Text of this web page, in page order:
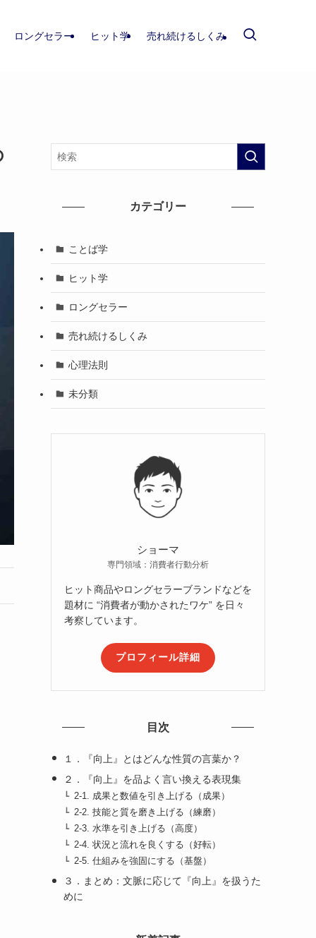
ロングセラー ヒット学 売れ続けるしくみ
カテゴリー
ことば学
ヒット学
ロングセラー
売れ続けるしくみ
心理法則
未分類
ショーマ
専門領域：消費者行動分析
ヒット商品やロングセラーブランドなどを
題材に “消費者が動かされたワケ” を日々
考察しています。
プロフィール詳細
目次
１．『向上』とはどんな性質の言葉か？
２．『向上』を品よく言い換える表現集
2-1. 成果と数値を引き上げる（成果）
2-2. 技能と質を磨き上げる（練磨）
2-3. 水準を引き上げる（高度）
2-4. 状況と流れを良くする（好転）
2-5. 仕組みを強固にする（基盤）
３．まとめ：文脈に応じて『向上』を扱うた
めに